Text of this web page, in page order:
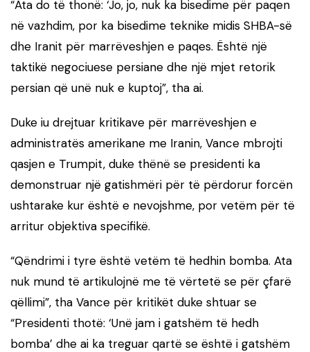
“Ata do të thonë: ‘Jo, jo, nuk ka bisedime për paqen
në vazhdim, por ka bisedime teknike midis SHBA-së
dhe Iranit për marrëveshjen e paqes. Është një
taktikë negociuese persiane dhe një mjet retorik
persian që unë nuk e kuptoj”, tha ai.
Duke iu drejtuar kritikave për marrëveshjen e
administratës amerikane me Iranin, Vance mbrojti
qasjen e Trumpit, duke thënë se presidenti ka
demonstruar një gatishmëri për të përdorur forcën
ushtarake kur është e nevojshme, por vetëm për të
arritur objektiva specifikë.
“Qëndrimi i tyre është vetëm të hedhin bomba. Ata
nuk mund të artikulojnë me të vërtetë se për çfarë
qëllimi”, tha Vance për kritikët duke shtuar se
“Presidenti thotë: ‘Unë jam i gatshëm të hedh
bomba’ dhe ai ka treguar qartë se është i gatshëm